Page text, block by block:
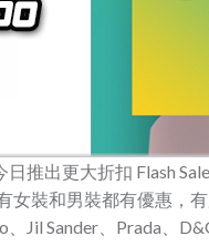
推出更大折扣 Flash
女裝和男裝都有優惠，
Jil Sander、Prada、